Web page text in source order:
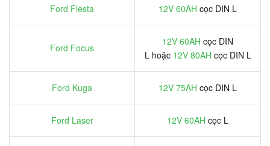
Ford Fiesta 12V 60AH cọc DIN L
Ford Focus
12V 60AH cọc DIN
L hoặc 12V 80AH cọc DIN L
Ford Kuga 12V 75AH cọc DIN L
Ford Laser 12V 60AH cọc L